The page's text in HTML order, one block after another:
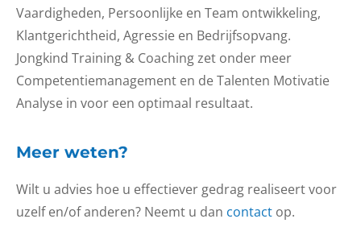
Vaardigheden, Persoonlijke en Team ontwikkeling,
Klantgerichtheid, Agressie en Bedrijfsopvang.
Jongkind Training & Coaching zet onder meer
Competentiemanagement en de Talenten Motivatie
Analyse in voor een optimaal resultaat.
Meer weten?
Wilt u advies hoe u effectiever gedrag realiseert voor
uzelf en/of anderen? Neemt u dan contact op.